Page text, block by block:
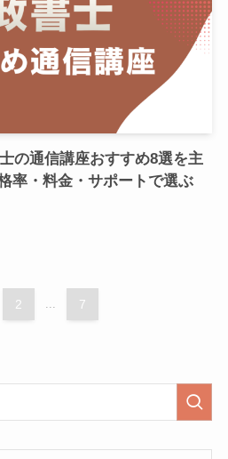
の通信講座おすすめ8選を主
率・料金・サポートで選ぶ
2 ... 7